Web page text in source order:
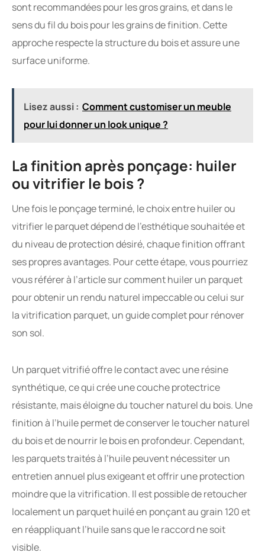
sont recommandées pour les gros grains, et dans le
sens du fil du bois pour les grains de finition. Cette
approche respecte la structure du bois et assure une
surface uniforme.
Lisez aussi : Comment customiser un meuble
pour lui donner un look unique ?
La finition après ponçage: huiler
ou vitrifier le bois ?
Une fois le ponçage terminé, le choix entre huiler ou
vitrifier le parquet dépend de l’esthétique souhaitée et
du niveau de protection désiré, chaque finition offrant
ses propres avantages. Pour cette étape, vous pourriez
vous référer à l’article sur comment huiler un parquet
pour obtenir un rendu naturel impeccable ou celui sur
la vitrification parquet, un guide complet pour rénover
son sol.
Un parquet vitrifié offre le contact avec une résine
synthétique, ce qui crée une couche protectrice
résistante, mais éloigne du toucher naturel du bois. Une
finition à l’huile permet de conserver le toucher naturel
du bois et de nourrir le bois en profondeur. Cependant,
les parquets traités à l’huile peuvent nécessiter un
entretien annuel plus exigeant et offrir une protection
moindre que la vitrification. Il est possible de retoucher
localement un parquet huilé en ponçant au grain 120 et
en réappliquant l’huile sans que le raccord ne soit
visible.